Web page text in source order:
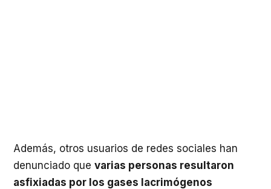
Además, otros usuarios de redes sociales han
denunciado que varias personas resultaron
asfixiadas por los gases lacrimógenos